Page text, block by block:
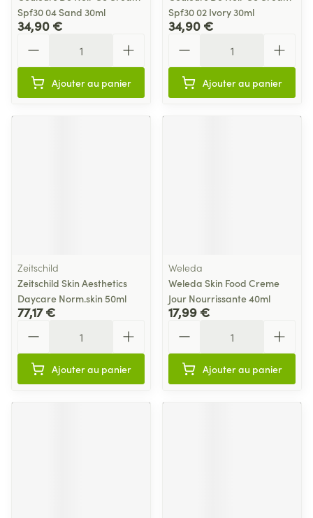
Spf30 04 Sand 30ml
34,90 €
Ajouter au panier
Spf30 02 Ivory 30ml
34,90 €
Ajouter au panier
Zeitschild
Zeitschild Skin Aesthetics
Daycare Norm.skin 50ml
77,17 €
Ajouter au panier
Weleda
Weleda Skin Food Creme
Jour Nourrissante 40ml
17,99 €
Ajouter au panier